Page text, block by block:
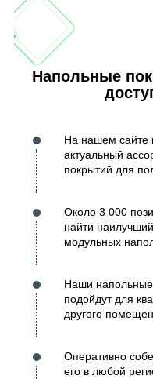
Напольные
На нашем сайте
актуальный
покрытий для
Около 3 000
найти
модульных
Наши напольные
подойдут для
другого
Оперативно
его в любой